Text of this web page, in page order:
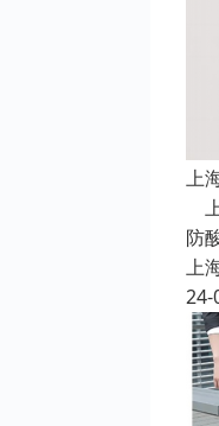
上
防
上
24-